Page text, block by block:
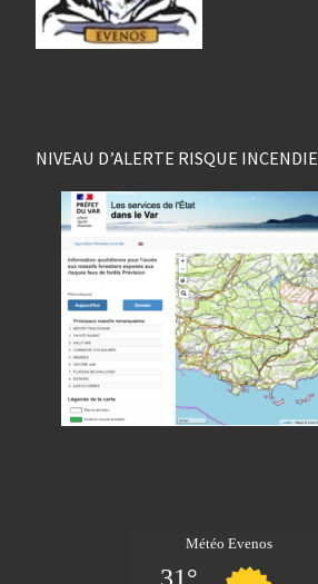
NIVEAU D’ALERTE RISQUE INCENDIE